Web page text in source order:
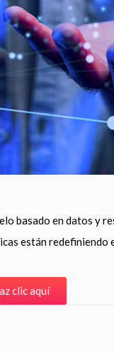
basado en datos y
están
clic aquí